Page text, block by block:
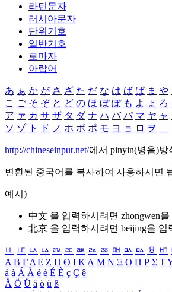
라틴문자
러시아문자
단위기호
일반기호
로마자
아랍어
あ ぁ か が さ ざ た だ な は ば ぱ ま や
こ ご そ ぞ と ど の ほ ぼ ぽ も よ ょ ろ
ア ァ カ サ ザ タ ダ ナ ハ バ パ マ ヤ ャ
ソ ゾ ト ド ノ ホ ボ ポ モ ヨ ョ ロ ヲ ―
http://chineseinput.net/에서 pinyin(병음)
변환된 중국어를 복사하여 사용하시면
예시)
中文 을 입력하시려면 zhongwen을
北京 을 입력하시려면 beijing을 입
ㅥ ㅦ ㅧ ㅨ ㅩ ㅪ ㅫ ㅬ ㅭ ㅮ ㅯ ㅰ ㅱ ㅲ
Α Β ΓΔ Ε Ζ Η Θ Ι ΚΛ Μ Ν Ξ Ο Π Ρ Σ Τ
á à Á À é è É È ç Ç ê
Ä Ö Ü ä ö ü ß